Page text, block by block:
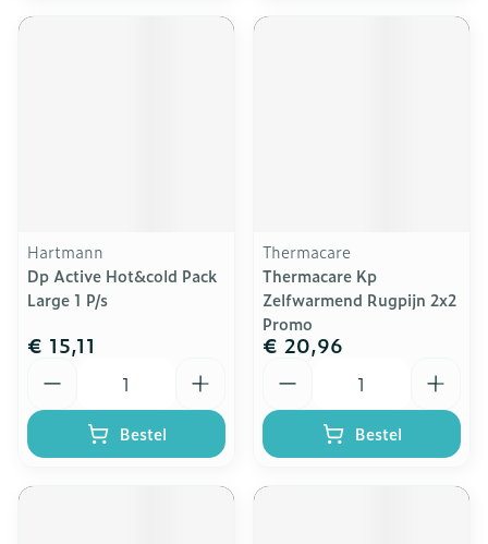
Hartmann
Dp Active Hot&cold Pack
Large 1 P/s
€ 15,11
Bestel
Thermacare
Thermacare Kp
Zelfwarmend Rugpijn 2x2
Promo
€ 20,96
Bestel